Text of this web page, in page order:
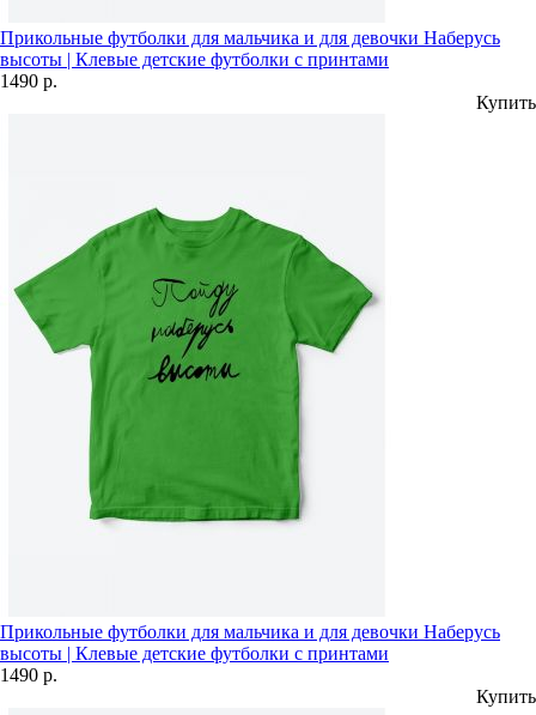
Прикольные футболки для мальчика и для девочки Наберусь
высоты | Клевые детские футболки с принтами
1490 р.
Купить
Прикольные футболки для мальчика и для девочки Наберусь
высоты | Клевые детские футболки с принтами
1490 р.
Купить